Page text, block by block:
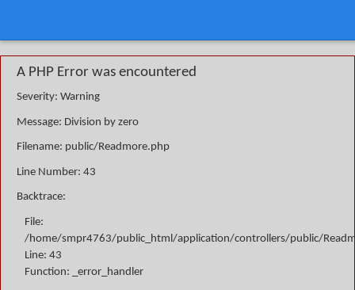
A PHP Error was encountered
Severity: Warning
Message: Division by zero
Filename: public/Readmore.php
Line Number: 43
Backtrace:
File:
/home/smpr4763/public_html/application/controllers/public/
Line: 43
Function: _error_handler